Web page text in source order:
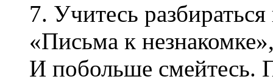
7. Учитесь
«Письма к
И побольше смейтесь.